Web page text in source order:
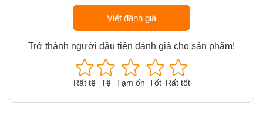
Viết đánh giá
Trở thành người đầu tiên đánh giá cho sản phẩm!
Rất tệ Tệ Tạm ổn Tốt Rất tốt